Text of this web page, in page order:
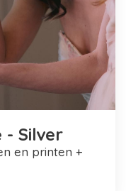
- Silver